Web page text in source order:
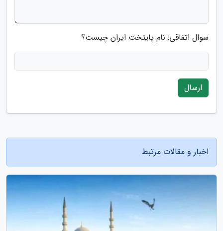
سوال اتفاقی: نام پایتخت ایران چیست؟
ارسال
اخبار و مقالات مرتبط